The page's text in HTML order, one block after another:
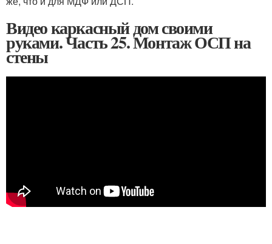
Видео каркасный дом своими
руками. Часть 25. Монтаж ОСП на
стены